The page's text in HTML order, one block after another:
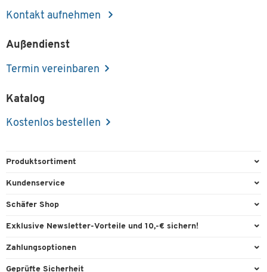
Kontakt aufnehmen
Außendienst
Termin vereinbaren
Katalog
Kostenlos bestellen
Produktsortiment
Büroausstattung
Reinigung & Hygiene
Technik
Kundenservice
Direktbestellung
Kontaktformulare
Schäfer Shop
Services & Leistungen
Exklusive Newsletter-Vorteile und 10,-€ sichern!
Willkommensgutschein
Zahlungsoptionen
Paypal
Geprüfte Sicherheit